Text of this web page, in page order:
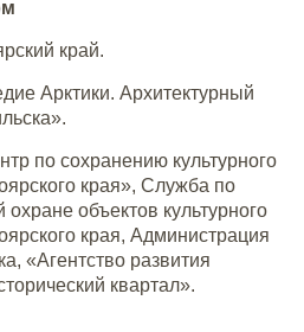
край.
Арктики. Архитектурный
по сохранению культурного
края», Служба по
охране объектов культурного
края, Администрация
«Агентство развития
квартал».